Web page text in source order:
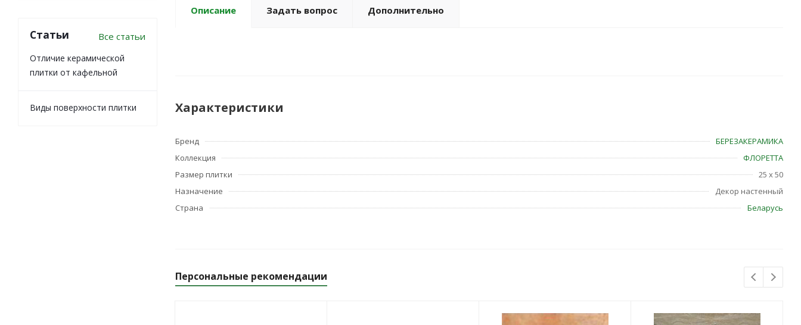
Описание Задать вопрос Дополнительно
Характеристики
Бренд
БЕРЕЗАКЕРАМИКА
Коллекция
ФЛОРЕТТА
Размер плитки
25 x 50
Назначение
Декор настенный
Страна
Беларусь
Персональные рекомендации
Статьи Все статьи
Отличие керамической
плитки от кафельной
Виды поверхности плитки